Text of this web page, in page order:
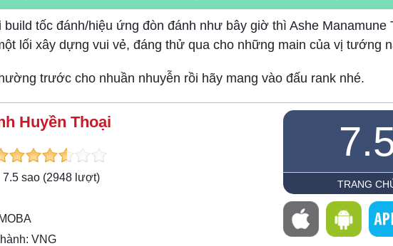
tốc đánh/hiệu ứng đòn đánh như bây giờ thì Ashe Manamune
lối xây dựng vui vẻ, đáng thử qua cho những main của vị tướng
trước cho nhuần nhuyễn rồi hãy mang vào đấu rank nhé.
Huyền Thoại
7.5 sao (2948 lượt)
MOBA
VNG
TRANG